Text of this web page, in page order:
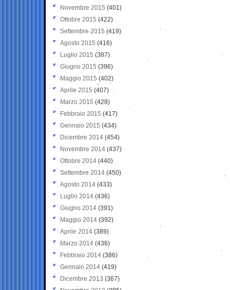
Novembre 2015 (401)
Ottobre 2015 (422)
Settembre 2015 (419)
Agosto 2015 (416)
Luglio 2015 (387)
Giugno 2015 (396)
Maggio 2015 (402)
Aprile 2015 (407)
Marzo 2015 (428)
Febbraio 2015 (417)
Gennaio 2015 (434)
Dicembre 2014 (454)
Novembre 2014 (437)
Ottobre 2014 (440)
Settembre 2014 (450)
Agosto 2014 (433)
Luglio 2014 (436)
Giugno 2014 (391)
Maggio 2014 (392)
Aprile 2014 (389)
Marzo 2014 (436)
Febbraio 2014 (386)
Gennaio 2014 (419)
Dicembre 2013 (367)